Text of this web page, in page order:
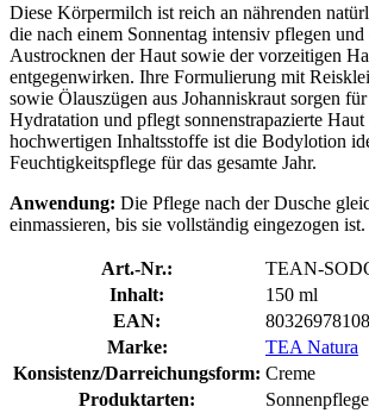
Diese Körpermilch ist reich an nährenden
die nach einem Sonnentag intensiv pflegen
Austrocknen der Haut sowie der vorzeitigen
entgegenwirken. Ihre Formulierung mit
sowie Ölauszügen aus Johanniskraut sorgen
Hydratation und pflegt sonnenstrapazierte
hochwertigen Inhaltsstoffe ist die Bodylotion
Feuchtigkeitspflege für das gesamte Jahr.
Anwendung: Die Pflege nach der Dusche
einmassieren, bis sie vollständig eingezogen ist.
Art.-Nr.:
TEAN-
Inhalt:
150 ml
EAN:
Marke:
TEA Natura
Konsistenz/Darreichungsform: Creme
Produktarten:
Sonnenpflege